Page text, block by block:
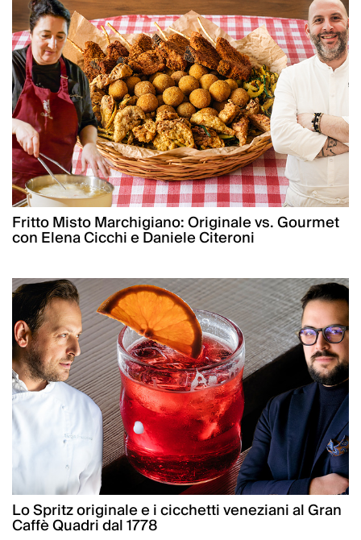
Fritto Misto Marchigiano: Originale vs. Gourmet
con Elena Cicchi e Daniele Citeroni
Lo Spritz originale e i cicchetti veneziani al Gran
Caffè Quadri dal 1778